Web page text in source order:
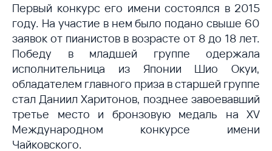
Первый конкурс его имени состоялся в 2015
году. На участие в нем было подано свыше 60
заявок от пианистов в возрасте от 8 до 18 лет.
Победу в младшей группе одержала
исполнительница из Японии Шио Окуи,
обладателем главного приза в старшей группе
стал Даниил Харитонов, позднее завоевавший
третье место и бронзовую медаль на XV
Международном конкурсе имени
Чайковского.